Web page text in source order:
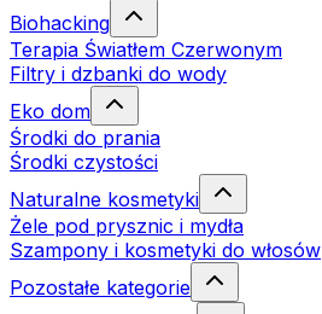
Biohacking
Terapia Światłem Czerwonym
Filtry i dzbanki do wody
Eko dom
Środki do prania
Środki czystości
Naturalne kosmetyki
Żele pod prysznic i mydła
Szampony i kosmetyki do włosów
Pozostałe kategorie